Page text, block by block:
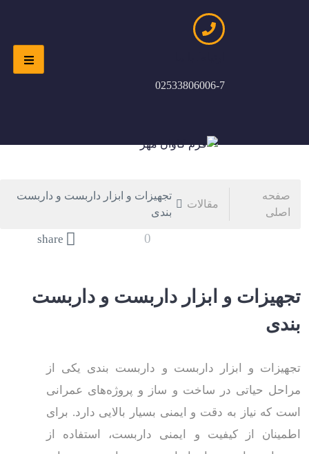
02533806006-7
صفحه
اصلی
مقالات
تجهیزات و ابزار داربست و داربست
بندی
0
share
تجهیزات و ابزار داربست و داربست
بندی
تجهیزات و ابزار داربست و داربست بندی یکی از
مراحل حیاتی در ساخت و ساز و پروژه‌های عمرانی
است که نیاز به دقت و ایمنی بسیار بالایی دارد. برای
اطمینان از کیفیت و ایمنی داربست، استفاده از